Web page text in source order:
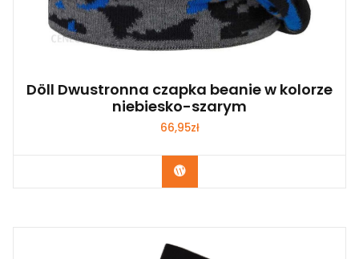
Döll Dwustronna czapka beanie w kolorze
niebiesko-szarym
66,95zł
Kup Teraz